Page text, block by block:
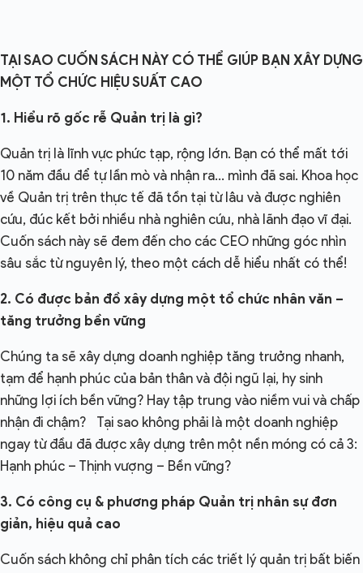
TẠI SAO CUỐN SÁCH NÀY CÓ THỂ GIÚP BẠN XÂY DỰNG
MỘT TỔ CHỨC HIỆU SUẤT CAO
1. Hiểu rõ gốc rễ Quản trị là gì?
Quản trị là lĩnh vực phức tạp, rộng lớn. Bạn có thể mất tới
10 năm đầu để tự lần mò và nhận ra… mình đã sai. Khoa học
về Quản trị trên thực tế đã tồn tại từ lâu và được nghiên
cứu, đúc kết bởi nhiều nhà nghiên cứu, nhà lãnh đạo vĩ đại.
Cuốn sách này sẽ đem đến cho các CEO những góc nhìn
sâu sắc từ nguyên lý, theo một cách dễ hiểu nhất có thể!
2. Có được bản đồ xây dựng một tổ chức nhân văn –
tăng trưởng bền vững
Chúng ta sẽ xây dựng doanh nghiệp tăng trưởng nhanh,
tạm để hạnh phúc của bản thân và đội ngũ lại, hy sinh
những lợi ích bền vững? Hay tập trung vào niềm vui và chấp
nhận đi chậm? Tại sao không phải là một doanh nghiệp
ngay từ đầu đã được xây dựng trên một nền móng có cả 3:
Hạnh phúc – Thịnh vượng – Bền vững?
3. Có công cụ & phương pháp Quản trị nhân sự đơn
giản, hiệu quả cao
Cuốn sách không chỉ phân tích các triết lý quản trị bất biến